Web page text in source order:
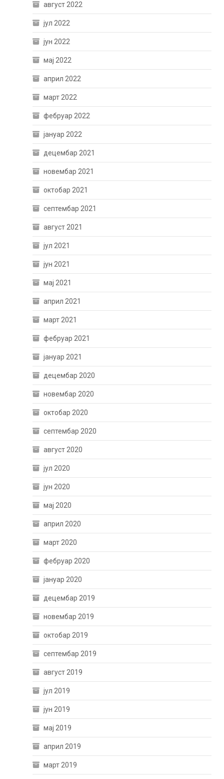
август 2022
јул 2022
јун 2022
мај 2022
април 2022
март 2022
фебруар 2022
јануар 2022
децембар 2021
новембар 2021
октобар 2021
септембар 2021
август 2021
јул 2021
јун 2021
мај 2021
април 2021
март 2021
фебруар 2021
јануар 2021
децембар 2020
новембар 2020
октобар 2020
септембар 2020
август 2020
јул 2020
јун 2020
мај 2020
април 2020
март 2020
фебруар 2020
јануар 2020
децембар 2019
новембар 2019
октобар 2019
септембар 2019
август 2019
јул 2019
јун 2019
мај 2019
април 2019
март 2019